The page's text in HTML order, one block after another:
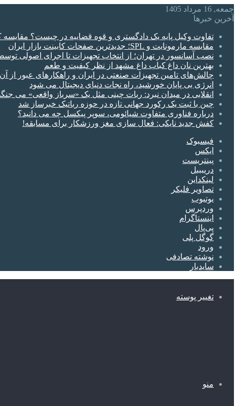
جمعه, 16 مرداد 1405
آخرین خبرها
تفاوت وکیل پایه یک دادگستری و قوه قضاییه در چیست؟ مقایسه
مقایسه مارمونایت و SPL؛ جدیدترین صفحات کابینت بازار ایران
نصب آسانسور در تهران؛ از انتخاب تجهیزات تا اجرای اصولی
بهترین نان داغ کباب داغ مشهد از نظر کیفیت و طعم
چالش‌های تامین تجهیزات صنعتی در ایران و راهکارهای عبور از آن
انرژی بی‌ پایان خورشید، راه نجات دنیای دیجیتال می شود
انقلابی در میدان نبرد: ربات چینی مثل یک «سرباز واقعی» می‌
چین با ثبت یک رکورد جهانی تازه در حوزه رباتیک خبرساز شد
درباره فناوری متفاوت شیائومی، سوپر پیکسل چه می دانید؟
کفش جدید نایکی: فعال‌ سازی مغز ورزشکار برای مسابقه!
فیسبوک
ایکس
پینتریست
دریبببل
لینکداین
تصاویر فلیکر
یوتیوب
وردپرس
اینستاگرام
پی‌پال
گوگل پلی
ورود
نوشته تصادفی
سایدبار
تغییر پوسته
منو